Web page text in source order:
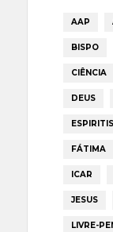
AAP
BISPO
CIÊNCIA
DEUS
FÁTIMA
ICAR
JESUS
LIVRE-